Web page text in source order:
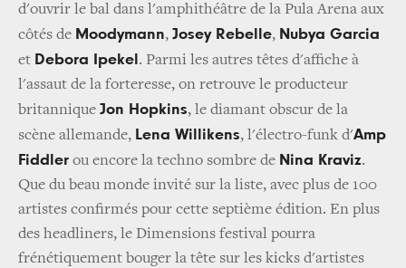
d'ouvrir le bal dans l'amphithéâtre de la Pula Arena aux
côtés de Moodymann, Josey Rebelle, Nubya Garcia
et Debora Ipekel . Parmi les autres têtes d'affiche à
l'assaut de la forteresse, on retrouve le producteur
britannique Jon Hopkins, le diamant obscur de la
scène allemande, Lena Willikens, l'électro-funk d'Amp
Fiddler ou encore la techno sombre de Nina Kraviz.
Que du beau monde invité sur la liste, avec plus de 100
artistes confirmés pour cette septième édition. En plus
des headliners, le Dimensions festival pourra
frénétiquement bouger la tête sur les kicks d'artistes